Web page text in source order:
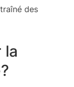
des
la